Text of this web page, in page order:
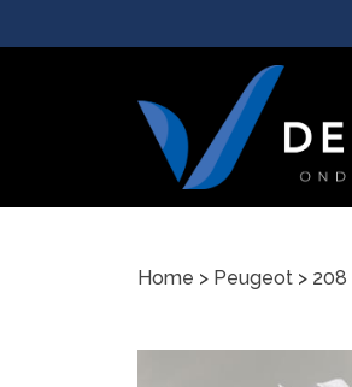
Home > Peugeot > 208